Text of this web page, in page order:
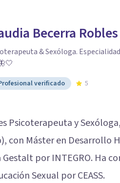
Becerra Robles
& Sexóloga.
verificado 5
Psicoterapeuta y
con Máster en Desarrollo
por INTEGRO. Ha
Sexual por CEASS.